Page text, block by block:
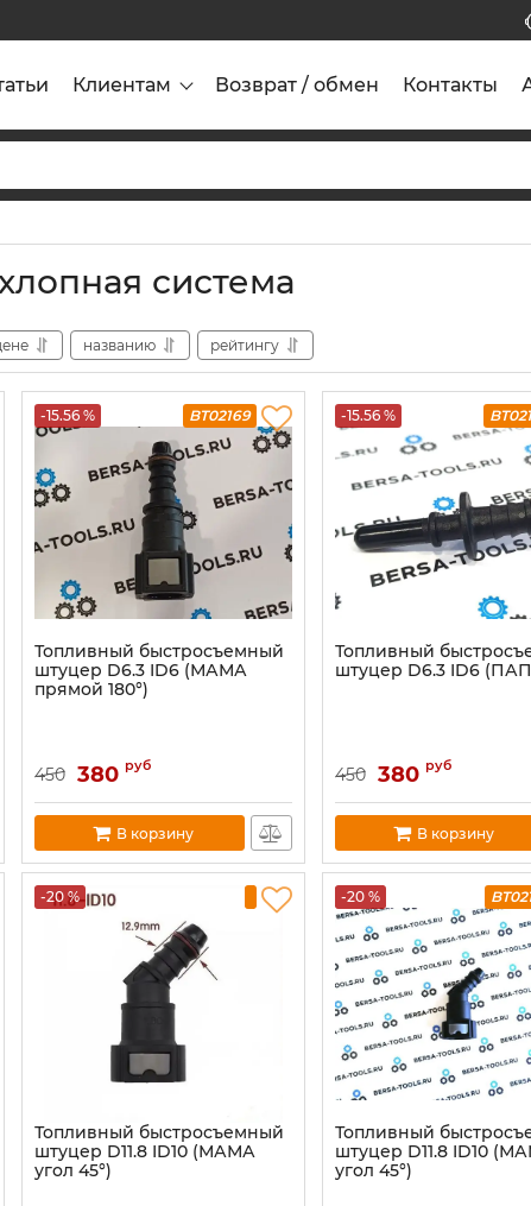
Клиентам Возврат / обмен Контакты
система
названию рейтингу
-15.56 % BT02169
Топливный быстросъемный
штуцер D6.3 ID6 (МАМА
прямой 180°)
450 380 руб
В корзину
-15.56 %
Топливный
штуцер D6.3 ID6
450 380 руб
В корзину
-20 %
Топливный быстросъемный
штуцер D11.8 ID10 (МАМА
угол 45°)
-20 %
Топливный
штуцер D11.8 ID10
угол 45°)